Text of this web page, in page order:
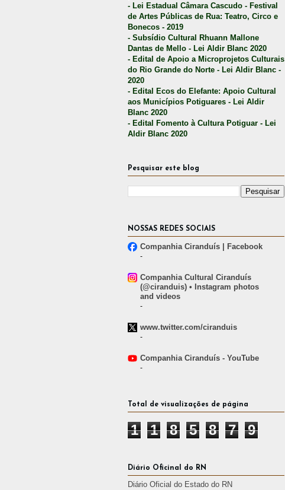
- Lei Estadual Câmara Cascudo - Festival
de Artes Públicas de Rua: Teatro, Circo e
Bonecos - 2019
- Subsídio Cultural Rhuann Mallone
Dantas de Mello - Lei Aldir Blanc 2020
- Edital de Apoio a Microprojetos Culturais
do Rio Grande do Norte - Lei Aldir Blanc -
2020
- Edital Ecos do Elefante: Apoio Cultural
aos Municípios Potiguares - Lei Aldir
Blanc 2020
- Edital Fomento à Cultura Potiguar - Lei
Aldir Blanc 2020
Pesquisar este blog
NOSSAS REDES SOCIAIS
Companhia Ciranduís | Facebook
-
Companhia Cultural Ciranduís
(@ciranduis) • Instagram photos
and videos
-
www.twitter.com/ciranduis
-
Companhia Ciranduís - YouTube
-
Total de visualizações de página
1 1 8 5 8 7 9
Diário Oficinal do RN
Diário Oficial do Estado do RN